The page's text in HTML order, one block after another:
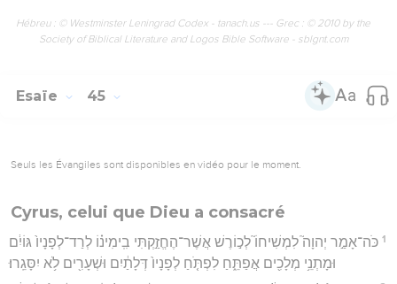
Hébreu : © Westminster Leningrad Codex - tanach.us --- Grec : © 2010 by the
Society of Biblical Literature and Logos Bible Software - sblgnt.com
Esaïe 45
Seuls les Évangiles sont disponibles en vidéo pour le moment.
Cyrus, celui que Dieu a consacré
1 כֹּה־אָמַ֣ר יְהוָה֮ לִמְשִׁיחוֹ֮ לְכ֣וֹרֶשׁ אֲשֶׁר־הֶחֱזַ֣קְתִּי בִֽימִינ֗וֹ לְרַד־לְפָנָיו֙ גּוֹיִ֔ם
וּמָתְנֵ֥י מְלָכִ֖ים אֲפַתֵּ֑חַ לִפְתֹּ֤חַ לְפָנָיו֙ דְּלָתַ֔יִם וּשְׁעָרִ֖ים לֹ֥א יִסָּגֵֽרוּ׃